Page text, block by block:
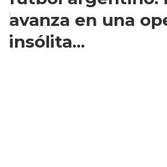
avanza en una
insólita...